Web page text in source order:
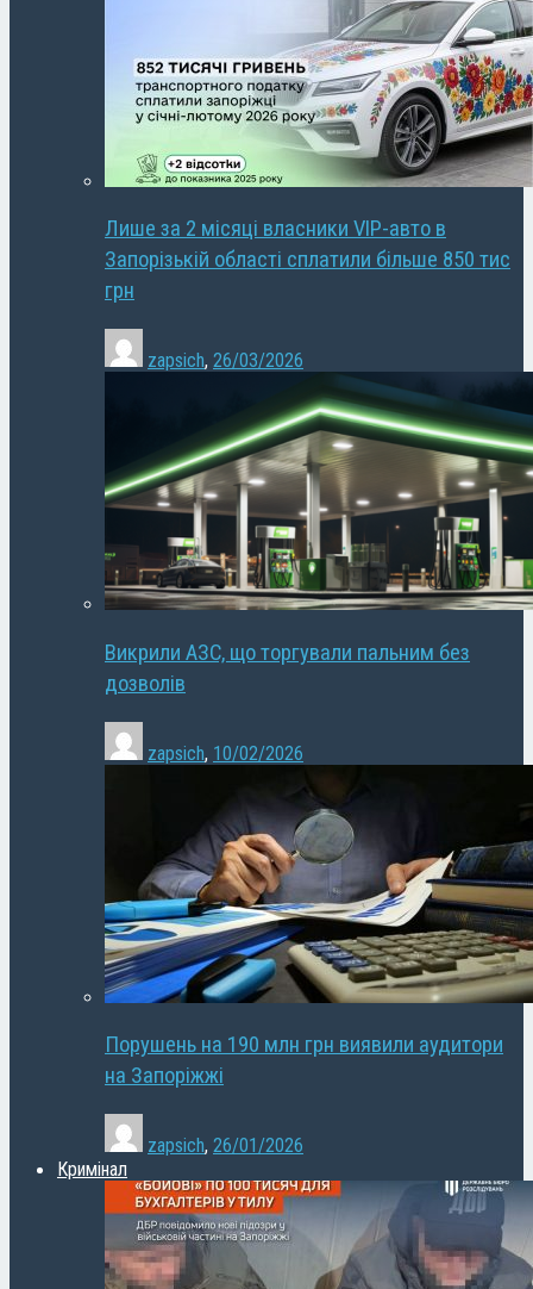
Лише за 2 місяці власники VIP-авто в
Запорізькій області сплатили більше 850 тис
грн
zapsich, 26/03/2026
Викрили АЗС, що торгували пальним без
дозволів
zapsich, 10/02/2026
Порушень на 190 млн грн виявили аудитори
на Запоріжжі
zapsich, 26/01/2026
Кримінал